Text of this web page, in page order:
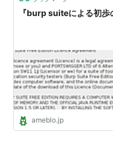
『burp suiteによる初歩
ameblo.jp